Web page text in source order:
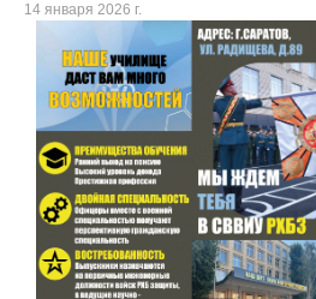
14 января 2026 г.